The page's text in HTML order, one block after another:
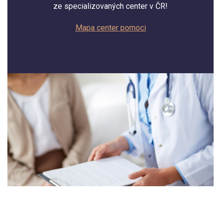
ze specializovaných center v ČR!
Mapa center pomoci